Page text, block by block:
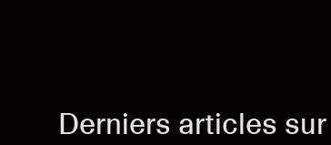
Derniers articles